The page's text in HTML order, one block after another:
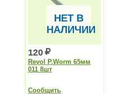
НЕТ В
НАЛИЧИИ
120
Revol P.Worm 65мм
011 8шт
Сообщить